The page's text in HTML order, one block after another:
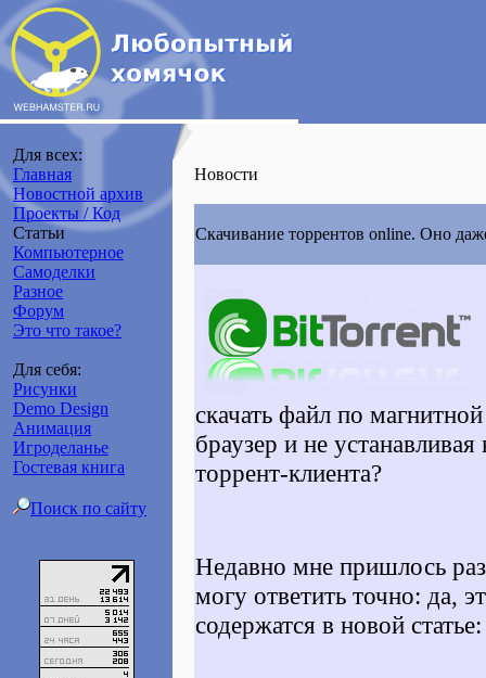
Для всех:
Главная
Новостной архив
Проекты / Код
Статьи
Компьютерное
Самоделки
Разное
Форум
Это что такое?
Для себя:
Рисунки
Demo Design
Анимация
Игроделанье
Гостевая книга
Поиск по сайту
Новости
Скачивание торрентов online. Оно
скачать файл по
браузер и не
торрент-клиента?
Недавно мне пришлось
могу ответить точно: да,
содержатся в новой статье: